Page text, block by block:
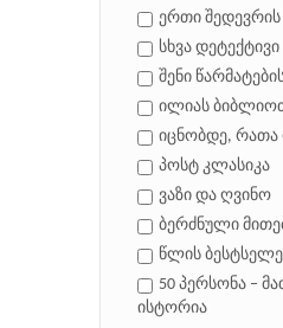
ერთი
სხვა დეტექტივი
შენი
ილიას
იცნობდე, რათა
პოსტ კლასიკა
ვაზი და ღვინო
ბერძნული
წლის
50 პერსონა –
ისტორია